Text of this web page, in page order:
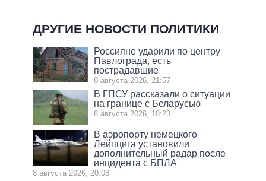
ДРУГИЕ НОВОСТИ ПОЛИТИКИ
Россияне ударили по центру
Павлограда, есть
пострадавшие
8 августа 2026, 21:57
В ГПСУ рассказали о ситуации
на границе с Беларусью
8 августа 2026, 18:23
В аэропорту немецкого
Лейпцига установили
дополнительный радар после
инцидента с БПЛА
8 августа 2026, 20:08